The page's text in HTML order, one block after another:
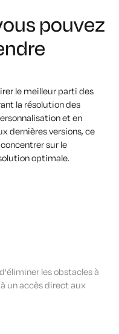
pouvez
le meilleur parti des
la résolution des
et en
dernières versions, ce
sur le
optimale.
les obstacles à
un accès direct aux